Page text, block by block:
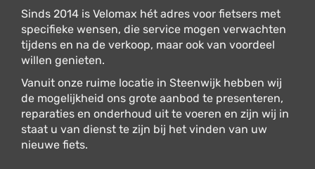
Sinds 2014 is Velomax hét adres voor fietsers met
specifieke wensen, die service mogen verwachten
tijdens en na de verkoop, maar ook van voordeel
willen genieten.
Vanuit onze ruime locatie in Steenwijk hebben wij
de mogelijkheid ons grote aanbod te presenteren,
reparaties en onderhoud uit te voeren en zijn wij in
staat u van dienst te zijn bij het vinden van uw
nieuwe fiets.